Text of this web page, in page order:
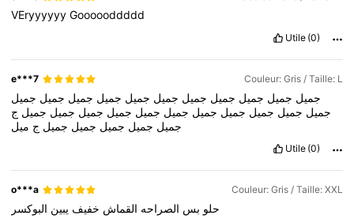
VEryyyyyyGoooooddddd
Utile (0)
e***7 Couleur: Gris / Taille: L
جميل جميل جميل جميل جميل جميل جميل جميل جميل جميل جميل
جميل جميل جميل جميل جميل جميل جميل جميل جميل جميل جميل ج
جميل جميل جميل جميل جميل ج ميل
Utile (0)
o***a Couleur: Gris / Taille: XXL
حلو بس الصراحه القماش خفيف يبين البوكسر